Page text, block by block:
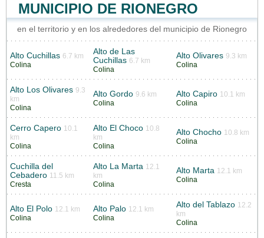
MUNICIPIO DE RIONEGRO
en el territorio y en los alrededores del municipio de Rionegro
Alto Cuchillas 6.7 km
Colina
Alto de Las
Cuchillas 6.7 km
Colina
Alto Olivares 9.3 km
Colina
Alto Los Olivares 9.3
km
Colina
Alto Gordo 9.6 km
Colina
Alto Capiro 10.1 km
Colina
Cerro Capero 10.1
km
Colina
Alto El Choco 10.8
km
Colina
Alto Chocho 10.8 km
Colina
Cuchilla del
Cebadero 11.5 km
Cresta
Alto La Marta 12.1
km
Colina
Alto Marta 12.1 km
Colina
Alto El Polo 12.1 km
Colina
Alto Palo 12.1 km
Colina
Alto del Tablazo 12.2
km
Colina